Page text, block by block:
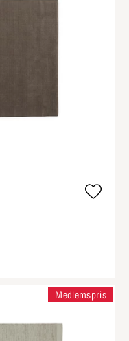
Medlemspris